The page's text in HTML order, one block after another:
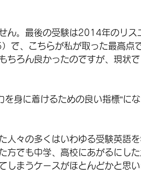
ん。最後の受験は2014年のリス
で、こちらが私が取った最高点
ちろん良かったのですが、現状
身に着けるための良い指標”に
人々の多くはいわゆる受験英語
方でも中学、高校にあがるにし
しまうケースがほとんどかと思